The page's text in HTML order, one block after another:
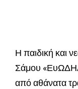
Η παιδική και
Σάμου
από αθάνατα